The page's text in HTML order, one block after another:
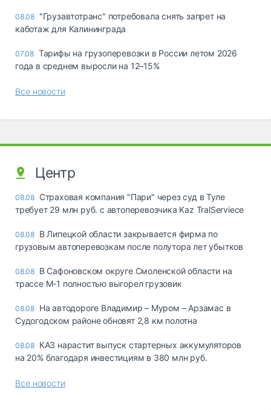
08.08 "Грузавтотранс" потребовала снять запрет на
каботаж для Калининграда
07.08 Тарифы на грузоперевозки в России летом 2026
года в среднем выросли на 12–15%
Все новости
Центр
08.08 Страховая компания "Пари" через суд в Туле
требует 29 млн руб. с автоперевозчика Kaz TralServiece
08.08 В Липецкой области закрывается фирма по
грузовым автоперевозкам после полутора лет убытков
08.08 В Сафоновском округе Смоленской области на
трассе М-1 полностью выгорел грузовик
08.08 На автодороге Владимир – Муром – Арзамас в
Судогодском районе обновят 2,8 км полотна
08.08 КАЗ нарастит выпуск стартерных аккумуляторов
на 20% благодаря инвестициям в 380 млн руб.
Все новости